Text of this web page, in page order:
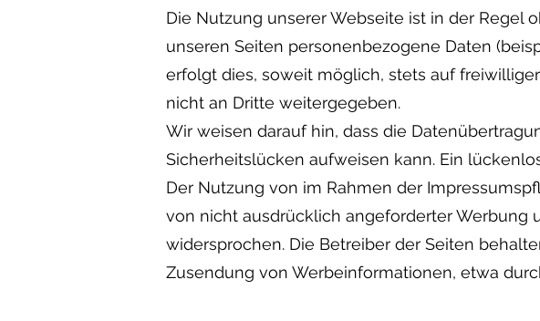
Die Nutzung unserer Webseite ist in der Regel
unseren Seiten personenbezogene Daten
erfolgt dies, soweit möglich, stets auf
nicht an Dritte weitergegeben.
Wir weisen darauf hin, dass die
Sicherheitslücken aufweisen kann. Ein
Der Nutzung von im Rahmen der
von nicht ausdrücklich angeforderter Werbung
widersprochen. Die Betreiber der Seiten
Zusendung von Werbeinformationen, etwa